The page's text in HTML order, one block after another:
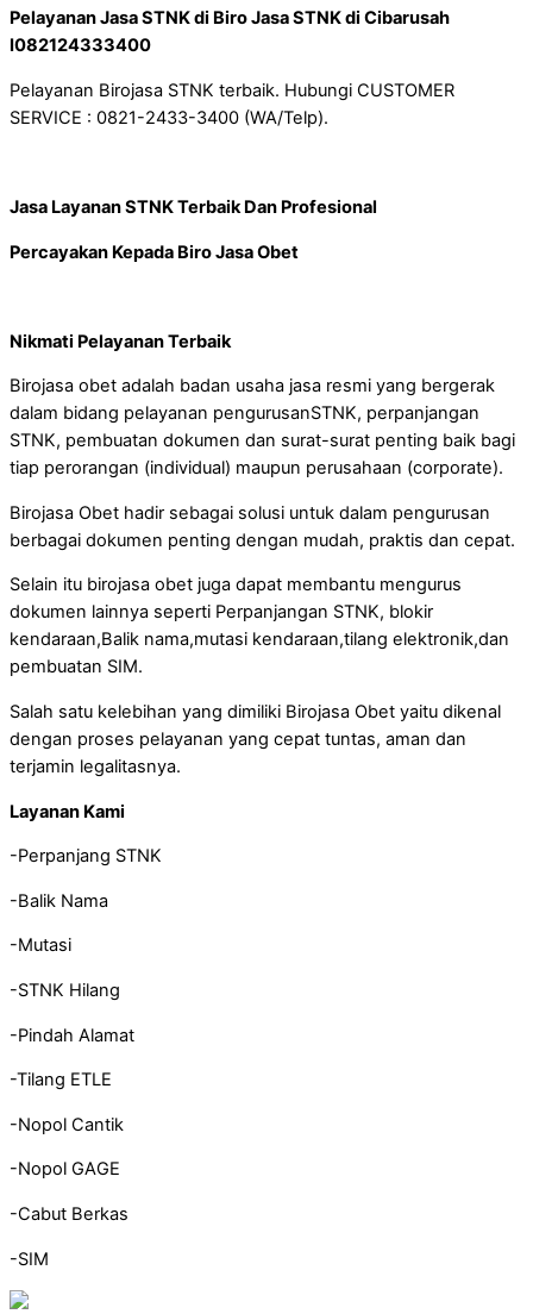
Pelayanan Jasa STNK di Biro Jasa STNK di Cibarusah
I082124333400
Pelayanan Birojasa STNK terbaik. Hubungi CUSTOMER
SERVICE : 0821-2433-3400 (WA/Telp).
Jasa Layanan STNK Terbaik Dan Profesional
Percayakan Kepada Biro Jasa Obet
Nikmati Pelayanan Terbaik
Birojasa obet adalah badan usaha jasa resmi yang bergerak
dalam bidang pelayanan pengurusanSTNK, perpanjangan
STNK, pembuatan dokumen dan surat-surat penting baik bagi
tiap perorangan (individual) maupun perusahaan (corporate).
Birojasa Obet hadir sebagai solusi untuk dalam pengurusan
berbagai dokumen penting dengan mudah, praktis dan cepat.
Selain itu birojasa obet juga dapat membantu mengurus
dokumen lainnya seperti Perpanjangan STNK, blokir
kendaraan,Balik nama,mutasi kendaraan,tilang elektronik,dan
pembuatan SIM.
Salah satu kelebihan yang dimiliki Birojasa Obet yaitu dikenal
dengan proses pelayanan yang cepat tuntas, aman dan
terjamin legalitasnya.
Layanan Kami
-Perpanjang STNK
-Balik Nama
-Mutasi
-STNK Hilang
-Pindah Alamat
-Tilang ETLE
-Nopol Cantik
-Nopol GAGE
-Cabut Berkas
-SIM